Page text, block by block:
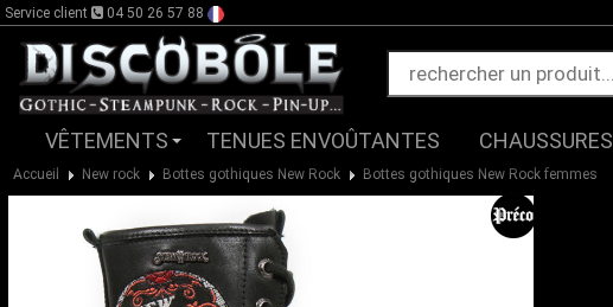
Service client 04 50 26 57 88
VÊTEMENTS TENUES ENVOÛTANTES CHAUSSURES
Accueil New rock Bottes gothiques New Rock Bottes gothiques New Rock femmes